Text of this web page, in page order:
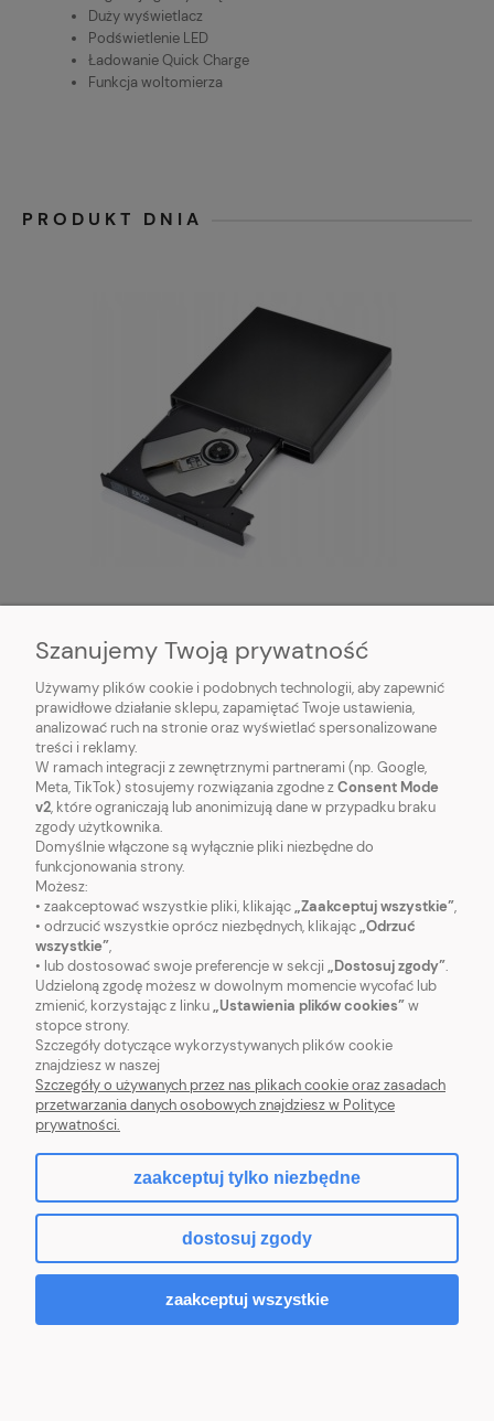
Duży wyświetlacz
Podświetlenie LED
Ładowanie Quick Charge
Funkcja woltomierza
PRODUKT DNIA
NAGRYWARKA USB Zewnętrzna
59,00 zł Do koszyka
O NAS
OBSŁUGA KLIENTA
POMOC
MOJE KONTO
Sklep internetowy Shoper.pl
Szanujemy Twoją prywatność
Używamy plików cookie i podobnych technologii, aby zapewnić
prawidłowe działanie sklepu, zapamiętać Twoje ustawienia,
analizować ruch na stronie oraz wyświetlać spersonalizowane
treści i reklamy.
W ramach integracji z zewnętrznymi partnerami (np. Google,
Meta, TikTok) stosujemy rozwiązania zgodne zConsent Mode
v2, które ograniczają lub anonimizują dane w przypadku braku
zgody użytkownika.
Domyślnie włączone są wyłącznie pliki niezbędne do
funkcjonowania strony.
Możesz:
• zaakceptować wszystkie pliki, klikając„Zaakceptuj wszystkie”,
• odrzucić wszystkie oprócz niezbędnych, klikając„Odrzuć
wszystkie”,
• lub dostosować swoje preferencje w sekcji „Dostosuj zgody”.
Udzieloną zgodę możesz w dowolnym momencie wycofać lub
zmienić, korzystając z linku„Ustawienia plików cookies”w
stopce strony.
Szczegóły dotyczące wykorzystywanych plików cookie
znajdziesz w naszej
Szczegóły o używanych przez nas plikach cookie oraz zasadach
przetwarzania danych osobowych znajdziesz w Polityce
prywatności.
zaakceptuj tylko niezbędne
dostosuj zgody
zaakceptuj wszystkie